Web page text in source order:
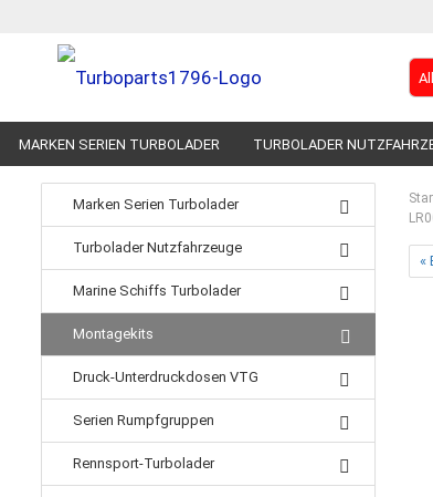
MARKEN SERIEN TURBOLADER TURBOLADER
RENNSPORT-TURBOLADER ADBLUE
«
Marken Serien Turbolader
Turbolader Nutzfahrzeuge
Marine Schiffs Turbolader
Montagekits
Druck-Unterdruckdosen VTG
Serien Rumpfgruppen
Rennsport-Turbolader